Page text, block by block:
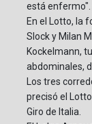
está enfermo".
En el Lotto, la
Slock y Milan
Kockelmann,
abdominales,
Los tres
precisó el
Giro de Italia.